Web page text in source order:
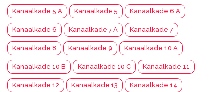
Kanaalkade 5 A Kanaalkade 5 Kanaalkade 6 A
Kanaalkade 6 Kanaalkade 7 A Kanaalkade 7
Kanaalkade 8 Kanaalkade 9 Kanaalkade 10 A
Kanaalkade 10 B Kanaalkade 10 C Kanaalkade 11
Kanaalkade 12 Kanaalkade 13 Kanaalkade 14